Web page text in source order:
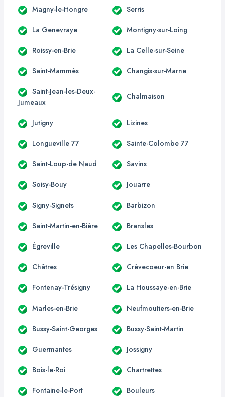
Magny-le-Hongre Serris
La Genevraye Montigny-sur-Loing
Roissy-en-Brie La Celle-sur-Seine
Saint-Mammès Changis-sur-Marne
Saint-Jean-les-Deux-
Jumeaux
Chalmaison
Jutigny Lizines
Longueville 77 Sainte-Colombe 77
Saint-Loup-de Naud Savins
Soisy-Bouy Jouarre
Signy-Signets Barbizon
Saint-Martin-en-Bière Bransles
Égreville Les Chapelles-Bourbon
Châtres Crèvecoeur-en Brie
Fontenay-Trésigny La Houssaye-en-Brie
Marles-en-Brie Neufmoutiers-en-Brie
Bussy-Saint-Georges Bussy-Saint-Martin
Guermantes Jossigny
Bois-le-Roi Chartrettes
Fontaine-le-Port Bouleurs